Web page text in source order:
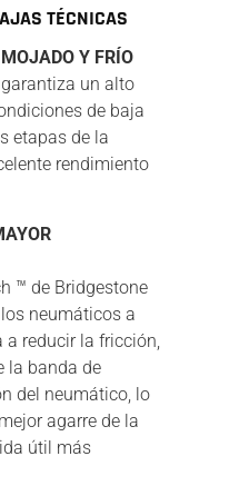
TÉCNICAS
Y FRÍO
un alto
de baja
etapas de la
rendimiento
™ de Bridgestone
neumáticos a
a reducir la fricción,
la banda de
del neumático, lo
agarre de la
útil más